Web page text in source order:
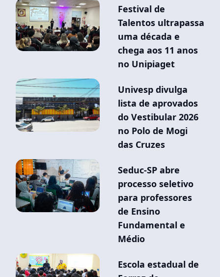
Festival de
Talentos ultrapassa
uma década e
chega aos 11 anos
no Unipiaget
Univesp divulga
lista de aprovados
do Vestibular 2026
no Polo de Mogi
das Cruzes
Seduc-SP abre
processo seletivo
para professores
de Ensino
Fundamental e
Médio
Escola estadual de